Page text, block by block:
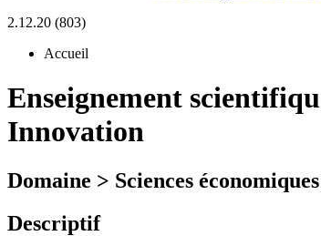
2.12.20 (803)
Accueil
Enseignement
Innovation
Domaine > Sciences
Descriptif